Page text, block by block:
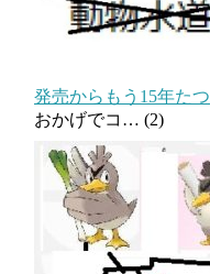
発売からもう15年たつ
おかげでコ… (2)